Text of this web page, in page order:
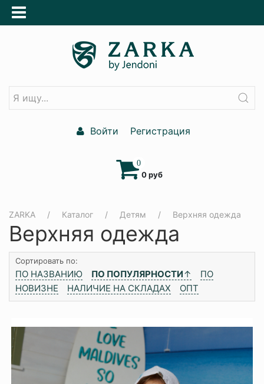
Войти Регистрация
0
0 руб
ZARKA Каталог Детям Верхняя одежда
Верхняя одежда
Сортировать по:
ПО НАЗВАНИЮ ПО ПОПУЛЯРНОСТИ↑
ПО
НОВИЗНЕ
НАЛИЧИЕ НА СКЛАДАХ ОПТ